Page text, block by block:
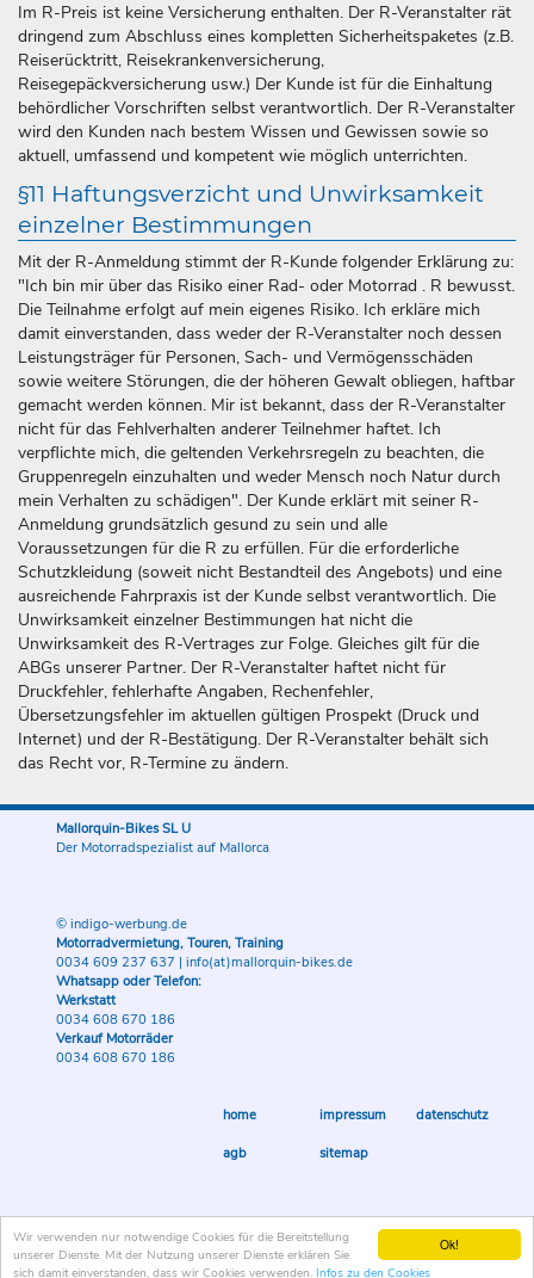
Ok!
Wir verwenden nur notwendige Cookies für die Bereitstellung
unserer Dienste. Mit der Nutzung unserer Dienste erklären Sie
sich damit einverstanden, dass wir Cookies verwenden. Infos zu den Cookies
Im R-Preis ist keine Versicherung enthalten. Der R-Veranstalter rät
dringend zum Abschluss eines kompletten Sicherheitspaketes (z.B.
Reiserücktritt, Reisekrankenversicherung,
Reisegepäckversicherung usw.) Der Kunde ist für die Einhaltung
behördlicher Vorschriften selbst verantwortlich. Der R-Veranstalter
wird den Kunden nach bestem Wissen und Gewissen sowie so
aktuell, umfassend und kompetent wie möglich unterrichten.
§11 Haftungsverzicht und Unwirksamkeit
einzelner Bestimmungen
Mit der R-Anmeldung stimmt der R-Kunde folgender Erklärung zu:
"Ich bin mir über das Risiko einer Rad- oder Motorrad . R bewusst.
Die Teilnahme erfolgt auf mein eigenes Risiko. Ich erkläre mich
damit einverstanden, dass weder der R-Veranstalter noch dessen
Leistungsträger für Personen, Sach- und Vermögensschäden
sowie weitere Störungen, die der höheren Gewalt obliegen, haftbar
gemacht werden können. Mir ist bekannt, dass der R-Veranstalter
nicht für das Fehlverhalten anderer Teilnehmer haftet. Ich
verpflichte mich, die geltenden Verkehrsregeln zu beachten, die
Gruppenregeln einzuhalten und weder Mensch noch Natur durch
mein Verhalten zu schädigen". Der Kunde erklärt mit seiner R-
Anmeldung grundsätzlich gesund zu sein und alle
Voraussetzungen für die R zu erfüllen. Für die erforderliche
Schutzkleidung (soweit nicht Bestandteil des Angebots) und eine
ausreichende Fahrpraxis ist der Kunde selbst verantwortlich. Die
Unwirksamkeit einzelner Bestimmungen hat nicht die
Unwirksamkeit des R-Vertrages zur Folge. Gleiches gilt für die
ABGs unserer Partner. Der R-Veranstalter haftet nicht für
Druckfehler, fehlerhafte Angaben, Rechenfehler,
Übersetzungsfehler im aktuellen gültigen Prospekt (Druck und
Internet) und der R-Bestätigung. Der R-Veranstalter behält sich
das Recht vor, R-Termine zu ändern.
Mallorquin-Bikes SL U
Der Motorradspezialist auf Mallorca
© indigo-werbung.de
Motorradvermietung, Touren, Training
0034 609 237 637 | info(at)mallorquin-bikes.de
Whatsapp oder Telefon:
Werkstatt
0034 608 670 186
Verkauf Motorräder
0034 608 670 186
home impressum datenschutz
agb sitemap